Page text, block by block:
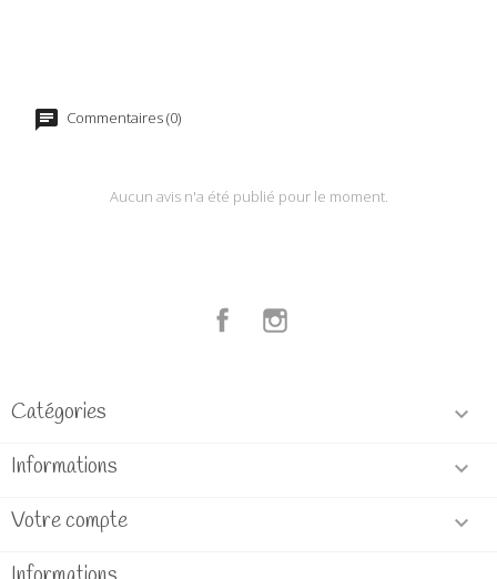
Commentaires (0)
Aucun avis n'a été publié pour le moment.
Facebook
Catégories 
Informations 
Votre compte 